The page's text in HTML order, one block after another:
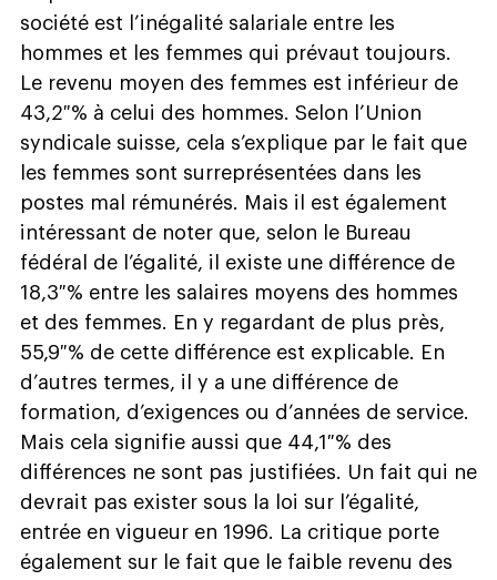
société est l’inégalité salariale entre les
hommes et les femmes qui prévaut toujours.
Le revenu moyen des femmes est inférieur de
43,2 % à celui des hommes. Selon l’Union
syndicale suisse, cela s’explique par le fait que
les femmes sont surreprésentées dans les
postes mal rémunérés. Mais il est également
intéressant de noter que, selon le Bureau
fédéral de l’égalité, il existe une différence de
18,3 % entre les salaires moyens des hommes
et des femmes. En y regardant de plus près,
55,9 % de cette différence est explicable. En
d’autres termes, il y a une différence de
formation, d’exigences ou d’années de service.
Mais cela signifie aussi que 44,1 % des
différences ne sont pas justifiées. Un fait qui ne
devrait pas exister sous la loi sur l’égalité,
entrée en vigueur en 1996. La critique porte
également sur le fait que le faible revenu des